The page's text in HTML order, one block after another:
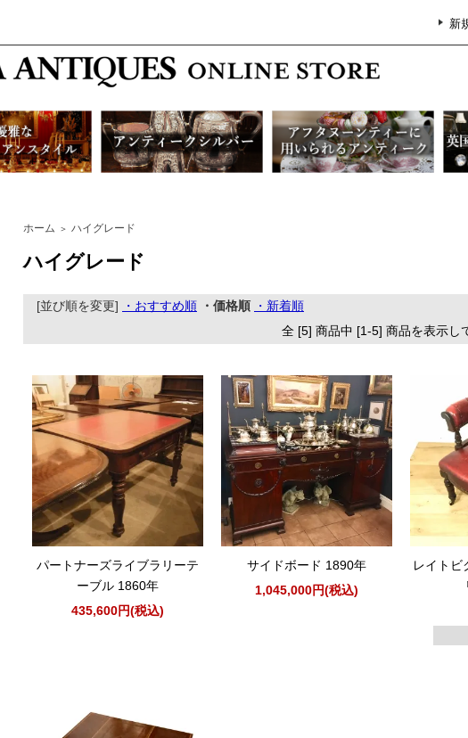
新
ホーム ＞ ハイグレード
ハイグレード
[並び順を変更] ・おすすめ順 ・価格順
・新着順
全 [5] 商品中 [1-5] 商品を表示し
パートナーズライブラリーテ
ーブル 1860年
435,600円(税込)
サイドボード 1890年
1,045,000円(税込)
レイトビ